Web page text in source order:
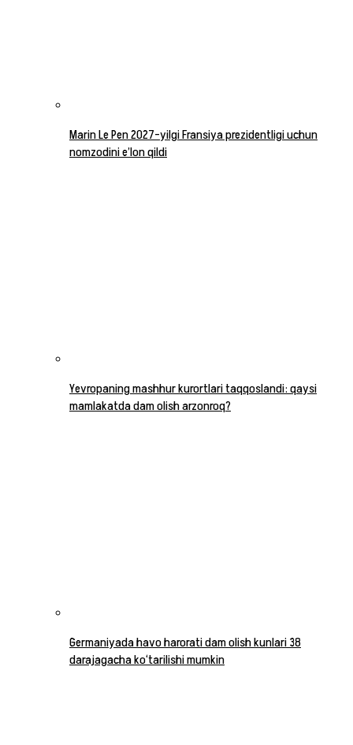
Marin Le Pen 2027-yilgi Fransiya prezidentligi uchun
nomzodini e’lon qildi
Yevropaning mashhur kurortlari taqqoslandi: qaysi
mamlakatda dam olish arzonroq?
Germaniyada havo harorati dam olish kunlari 38
darajagacha ko‘tarilishi mumkin